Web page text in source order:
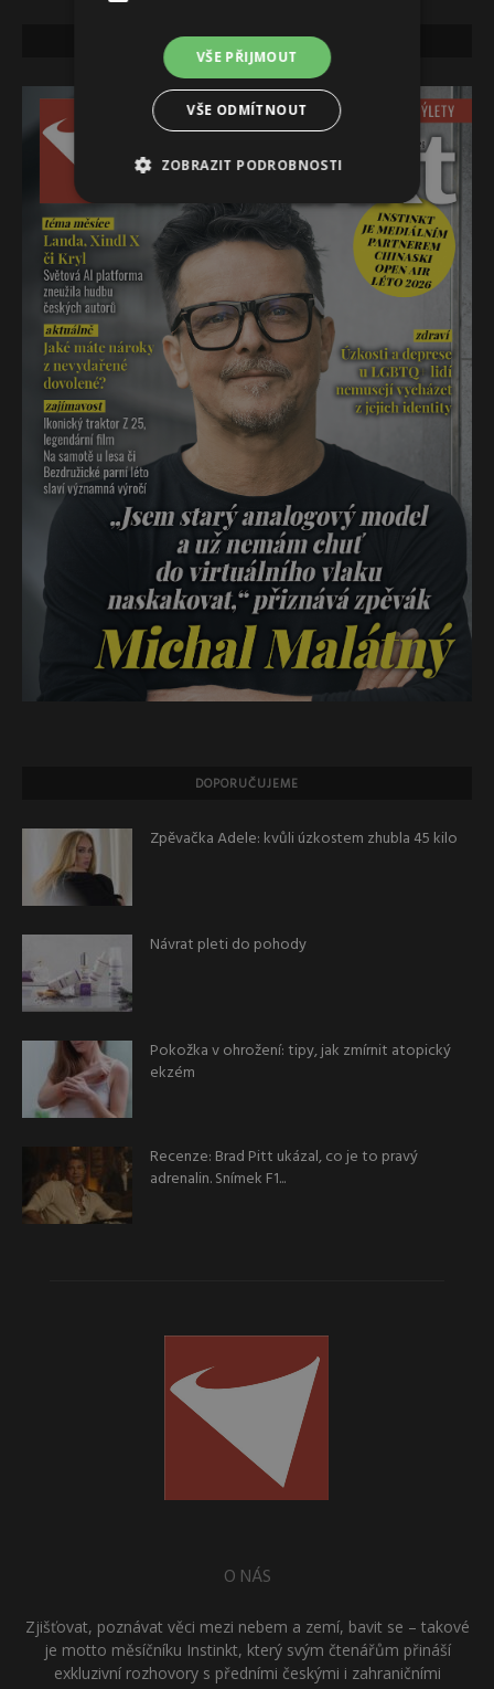
NEJNOVĚJŠÍ VYDÁNÍ
DOPORUČUJEME
Zpěvačka Adele: kvůli úzkostem zhubla 45 kilo
Návrat pleti do pohody
Pokožka v ohrožení: tipy, jak zmírnit atopický
ekzém
Recenze: Brad Pitt ukázal, co je to pravý
adrenalin. Snímek F1...
O NÁS
Zjišťovat, poznávat věci mezi nebem a zemí, bavit se – takové
je motto měsíčníku Instinkt, který svým čtenářům přináší
exkluzivní rozhovory s předními českými i zahraničními
VŠE PŘIJMOUT
VŠE ODMÍTNOUT
ZOBRAZIT PODROBNOSTI